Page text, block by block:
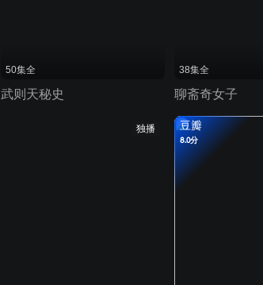
50集全
武则天秘史
38集全
聊斋奇女子
独播 豆瓣
8.0分